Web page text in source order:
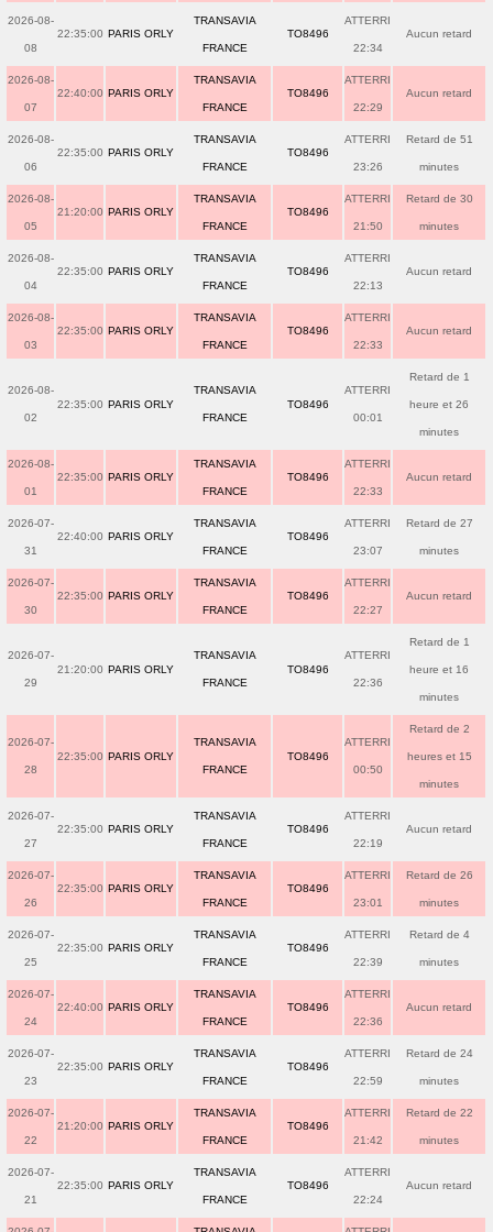
2026-08-
08
22:35:00 PARIS ORLY
TRANSAVIA
FRANCE
TO8496
ATTERRI
22:34
Aucun retard
2026-08-
07
22:40:00 PARIS ORLY
TRANSAVIA
FRANCE
TO8496
ATTERRI
22:29
Aucun retard
2026-08-
06
22:35:00 PARIS ORLY
TRANSAVIA
FRANCE
TO8496
ATTERRI
23:26
Retard de 51
minutes
2026-08-
05
21:20:00 PARIS ORLY
TRANSAVIA
FRANCE
TO8496
ATTERRI
21:50
Retard de 30
minutes
2026-08-
04
22:35:00 PARIS ORLY
TRANSAVIA
FRANCE
TO8496
ATTERRI
22:13
Aucun retard
2026-08-
03
22:35:00 PARIS ORLY
TRANSAVIA
FRANCE
TO8496
ATTERRI
22:33
Aucun retard
2026-08-
02
22:35:00 PARIS ORLY
TRANSAVIA
FRANCE
TO8496
ATTERRI
00:01
Retard de 1
heure et 26
minutes
2026-08-
01
22:35:00 PARIS ORLY
TRANSAVIA
FRANCE
TO8496
ATTERRI
22:33
Aucun retard
2026-07-
31
22:40:00 PARIS ORLY
TRANSAVIA
FRANCE
TO8496
ATTERRI
23:07
Retard de 27
minutes
2026-07-
30
22:35:00 PARIS ORLY
TRANSAVIA
FRANCE
TO8496
ATTERRI
22:27
Aucun retard
2026-07-
29
21:20:00 PARIS ORLY
TRANSAVIA
FRANCE
TO8496
ATTERRI
22:36
Retard de 1
heure et 16
minutes
2026-07-
28
22:35:00 PARIS ORLY
TRANSAVIA
FRANCE
TO8496
ATTERRI
00:50
Retard de 2
heures et 15
minutes
2026-07-
27
22:35:00 PARIS ORLY
TRANSAVIA
FRANCE
TO8496
ATTERRI
22:19
Aucun retard
2026-07-
26
22:35:00 PARIS ORLY
TRANSAVIA
FRANCE
TO8496
ATTERRI
23:01
Retard de 26
minutes
2026-07-
25
22:35:00 PARIS ORLY
TRANSAVIA
FRANCE
TO8496
ATTERRI
22:39
Retard de 4
minutes
2026-07-
24
22:40:00 PARIS ORLY
TRANSAVIA
FRANCE
TO8496
ATTERRI
22:36
Aucun retard
2026-07-
23
22:35:00 PARIS ORLY
TRANSAVIA
FRANCE
TO8496
ATTERRI
22:59
Retard de 24
minutes
2026-07-
22
21:20:00 PARIS ORLY
TRANSAVIA
FRANCE
TO8496
ATTERRI
21:42
Retard de 22
minutes
2026-07-
21
22:35:00 PARIS ORLY
TRANSAVIA
FRANCE
TO8496
ATTERRI
22:24
Aucun retard